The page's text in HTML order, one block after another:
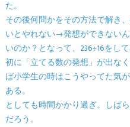
た。
その後何問かをその方法で解き
いとやれない→発想ができない
いのか？となって、236÷16をし
初に「立てる数の発想」が出な
ば小学生の時はこうやってた気
ある。
としても時間かかり過ぎ。しば
だろう。